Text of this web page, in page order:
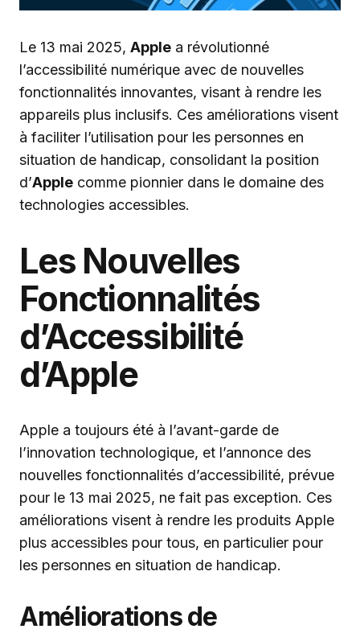
Le 13 mai 2025, Apple a révolutionné
l’accessibilité numérique avec de nouvelles
fonctionnalités innovantes, visant à rendre les
appareils plus inclusifs. Ces améliorations visent
à faciliter l’utilisation pour les personnes en
situation de handicap, consolidant la position
d’Apple comme pionnier dans le domaine des
technologies accessibles.
Les Nouvelles
Fonctionnalités
d’Accessibilité
d’Apple
Apple a toujours été à l’avant-garde de
l’innovation technologique, et l’annonce des
nouvelles fonctionnalités d’accessibilité, prévue
pour le 13 mai 2025, ne fait pas exception. Ces
améliorations visent à rendre les produits Apple
plus accessibles pour tous, en particulier pour
les personnes en situation de handicap.
Améliorations de